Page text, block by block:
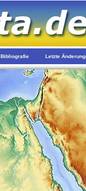
Bibliografie Letzte